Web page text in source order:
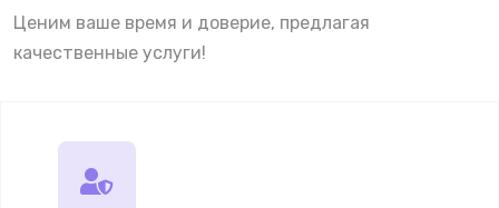
Ценим ваше время и доверие, предлагая
качественные услуги!